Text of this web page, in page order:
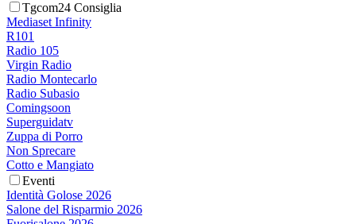
Tgcom24 Consiglia
Mediaset Infinity
R101
Radio 105
Virgin Radio
Radio Montecarlo
Radio Subasio
Comingsoon
Superguidatv
Zuppa di Porro
Non Sprecare
Cotto e Mangiato
Eventi
Identità Golose 2026
Salone del Risparmio 2026